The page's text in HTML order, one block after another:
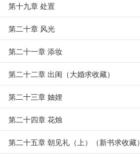
第十九章 处置
第二十章 风光
第二十一章 添妆
第二十二章 出闺（大婚求收藏）
第二十三章 妯娌
第二十四章 花烛
第二十五章 朝见礼（上）（新书求收藏）